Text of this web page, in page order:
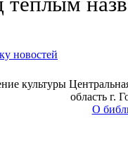
новостей
культуры
область г.
О